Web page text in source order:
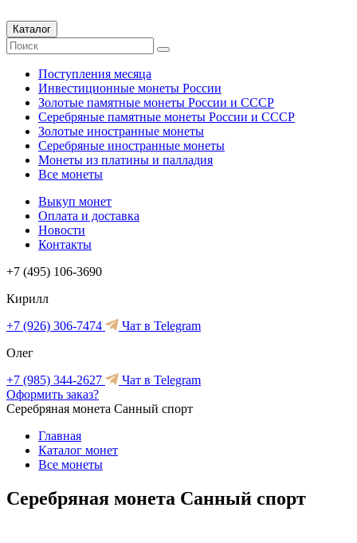
Каталог
Поступления месяца
Инвестиционные монеты России
Золотые памятные монеты России и СССР
Серебряные памятные монеты России и СССР
Золотые иностранные монеты
Серебряные иностранные монеты
Монеты из платины и палладия
Все монеты
Выкуп монет
Оплата и доставка
Новости
Контакты
+7 (495) 106-3690
Кирилл
+7 (926) 306-7474
Чат в Telegram
Олег
+7 (985) 344-2627
Чат в Telegram
Оформить заказ?
Серебряная монета Санный спорт
Главная
Каталог монет
Все монеты
Серебряная монета Санный спорт